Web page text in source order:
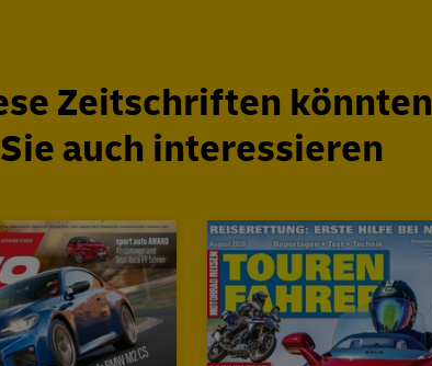
Zeitschriften könnten
Sie auch interessieren